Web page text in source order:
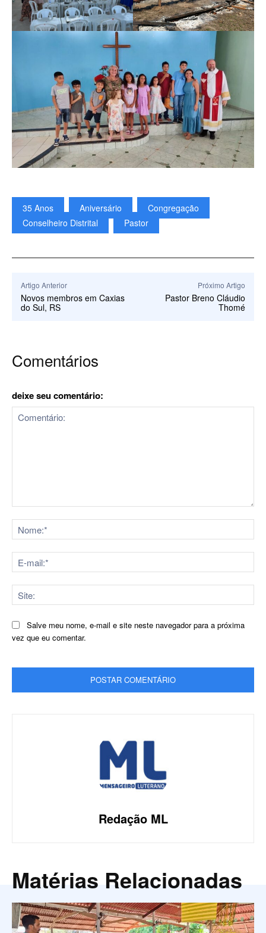
35 Anos Aniversário
Congregação
Conselheiro Distrital
Pastor
Artigo Anterior
Novos membros em Caxias
do Sul, RS
Próximo Artigo
Pastor Breno Cláudio
Thomé
Comentários
deixe seu comentário:
Salve meu nome, e-mail e site neste navegador para a próxima
vez que eu comentar.
Redação ML
Matérias Relacionadas